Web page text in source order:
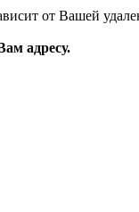
от Вашей
адресу.